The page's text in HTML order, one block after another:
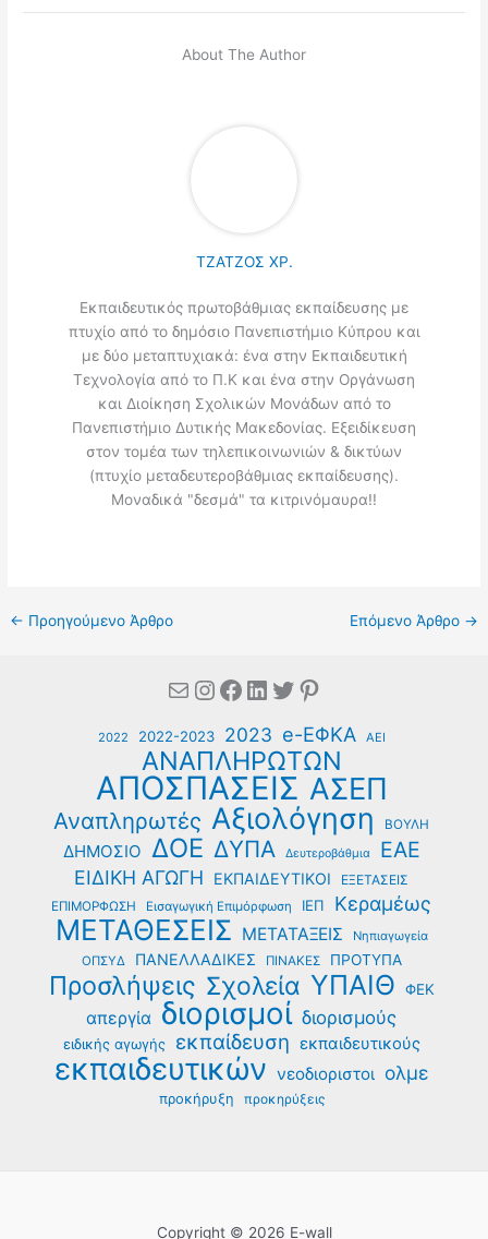
About The Author
ΤΖΑΤΖΟΣ ΧΡ.
Εκπαιδευτικός πρωτοβάθμιας εκπαίδευσης με
πτυχίο από το δημόσιο Πανεπιστήμιο Κύπρου και
με δύο μεταπτυχιακά: ένα στην Εκπαιδευτική
Τεχνολογία από το Π.Κ και ένα στην Οργάνωση
και Διοίκηση Σχολικών Μονάδων από το
Πανεπιστήμιο Δυτικής Μακεδονίας. Εξειδίκευση
στον τομέα των τηλεπικοινωνιών & δικτύων
(πτυχίο μεταδευτεροβάθμιας εκπαίδευσης).
Μοναδικά "δεσμά" τα κιτρινόμαυρα!!
← Προηγούμενο Άρθρο Επόμενο Άρθρο →
MailInstagram
Facebook
Linkedin
Twitter
Pinterest
2022 2022-2023 2023 e-ΕΦΚΑ ΑΕΙ
ΑΝΑΠΛΗΡΩΤΩΝ
ΑΠΟΣΠΑΣΕΙΣ ΑΣΕΠ
Αναπληρωτές Αξιολόγηση ΒΟΥΛΗ
ΔΗΜΟΣΙΟ ΔΟΕ ΔΥΠΑ Δευτεροβάθμια ΕΑΕ
ΕΙΔΙΚΗ ΑΓΩΓΗ ΕΚΠΑΙΔΕΥΤΙΚΟΙ ΕΞΕΤΑΣΕΙΣ
ΕΠΙΜΟΡΦΩΣΗ Εισαγωγική Επιμόρφωση ΙΕΠ Κεραμέως
ΜΕΤΑΘΕΣΕΙΣ ΜΕΤΑΤΑΞΕΙΣ
Νηπιαγωγεία
ΟΠΣΥΔ
ΠΑΝΕΛΛΑΔΙΚΕΣ ΠΙΝΑΚΕΣ ΠΡΟΤΥΠΑ
Προσλήψεις Σχολεία ΥΠΑΙΘ ΦΕΚ
απεργία διορισμοί διορισμούς
ειδικής αγωγής εκπαίδευση εκπαιδευτικούς
εκπαιδευτικών νεοδιοριστοι ολμε
προκήρυξη προκηρύξεις
Copyright © 2026 E-wall